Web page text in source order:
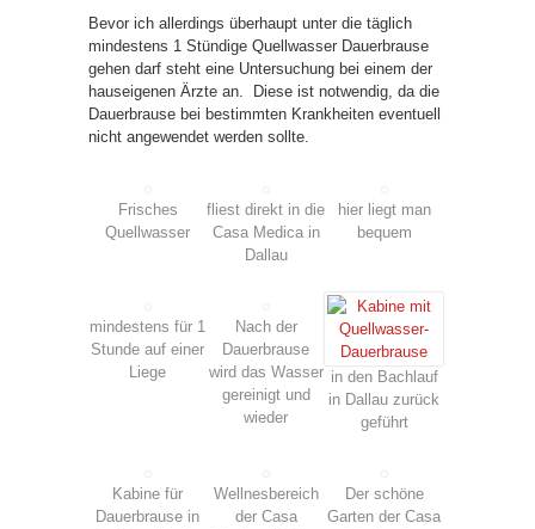
Bevor ich allerdings überhaupt unter die täglich
mindestens 1 Stündige Quellwasser Dauerbrause
gehen darf steht eine Untersuchung bei einem der
hauseigenen Ärzte an. Diese ist notwendig, da die
Dauerbrause bei bestimmten Krankheiten eventuell
nicht angewendet werden sollte.
Frisches
Quellwasser
fliest direkt in die
Casa Medica in
Dallau
hier liegt man
bequem
mindestens für 1
Stunde auf einer
Liege
Nach der
Dauerbrause
wird das Wasser
gereinigt und
wieder
in den Bachlauf
in Dallau zurück
geführt
Kabine für
Dauerbrause in
Wellnesbereich
der Casa
Der schöne
Garten der Casa